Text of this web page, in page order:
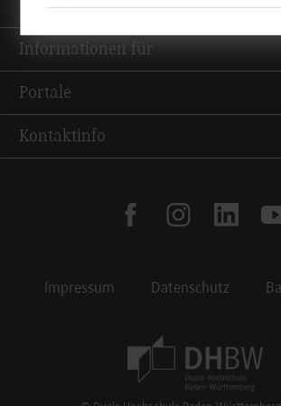
Quicklinks
Informationen für
Portale
Kontaktinfo
facebookinstagramlinkedin
Impressum Datenschutz